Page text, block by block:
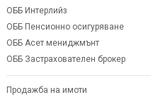
ОББ Интерлийз
ОББ Пенсионно осигуряване
ОББ Асет мениджмънт
ОББ Застрахователен брокер
Продажба на имоти